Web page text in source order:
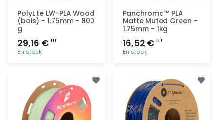
PolyLite LW-PLA Wood
(bois) - 1.75mm - 800
g
29,16 € HT
En stock
rapide
Panchroma™ PLA
Matte Muted Green -
1.75mm - 1kg
16,52 € HT
En stock
rapide